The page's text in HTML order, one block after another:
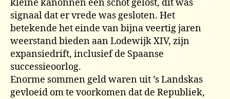
kleine kanonnen een schot gelost, dit was
signaal dat er vrede was gesloten. Het
betekende het einde van bijna veertig jaren
weerstand bieden aan Lodewijk XIV, zijn
expansiedrift, inclusief de Spaanse
successieoorlog.
Enorme sommen geld waren uit ’s Landskas
gevloeid om te voorkomen dat de Republiek,